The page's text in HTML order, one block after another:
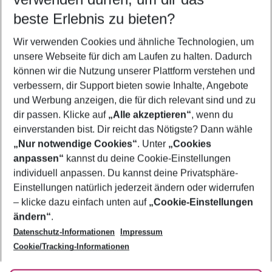
5-8 Nächte
2 Erwachsene Keine Kinder
Mehr Filter anzeigen
Footer
Footer navigation
Über uns
AGB
Bestpreisgarantie
Cookie-Einstellungen ändern
Cookie-Richtlinie
Agenturbetreuung
Barrierefreies Reisen
Folge uns
beste Erlebnis zu bieten?
Wir verwenden Cookies und ähnliche Technologien, um
unsere Webseite für dich am Laufen zu halten. Dadurch
können wir die Nutzung unserer Plattform verstehen und
verbessern, dir Support bieten sowie Inhalte, Angebote
und Werbung anzeigen, die für dich relevant sind und zu
dir passen. Klicke auf „Alle akzeptieren“, wenn du
einverstanden bist. Dir reicht das Nötigste? Dann wähle
„Nur notwendige Cookies“. Unter „Cookies
anpassen“ kannst du deine Cookie-Einstellungen
individuell anpassen. Du kannst deine Privatsphäre-
Einstellungen natürlich jederzeit ändern oder widerrufen
– klicke dazu einfach unten auf „Cookie-Einstellungen
ändern“.
Datenschutz-Informationen
Impressum
Cookie/Tracking-Informationen